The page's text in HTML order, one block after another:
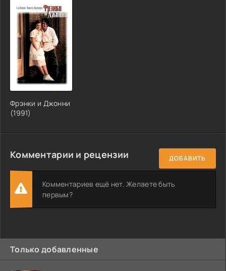
Фрэнки и Джонни
(1991)
Комментарии и рецензии ДОБАВИТЬ
Комментариев ещё нет. Желаете быть
первым?
Только добавленные